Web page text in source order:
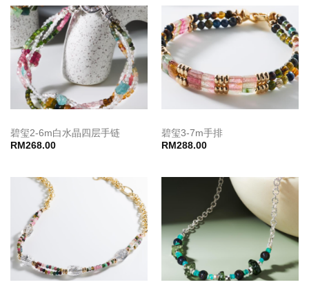
碧玺2-6m白水晶四层手链
RM 268.00
碧玺3-7m手排
RM 288.00